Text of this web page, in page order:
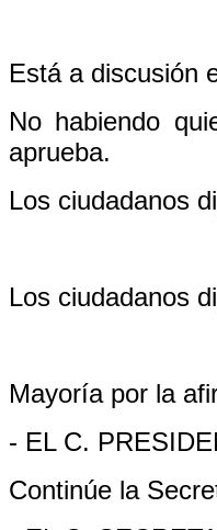
Está a discusión
No habiendo
aprueba.
Los ciudadanos
Los ciudadanos
Mayoría por la
- EL C.
Continúe la